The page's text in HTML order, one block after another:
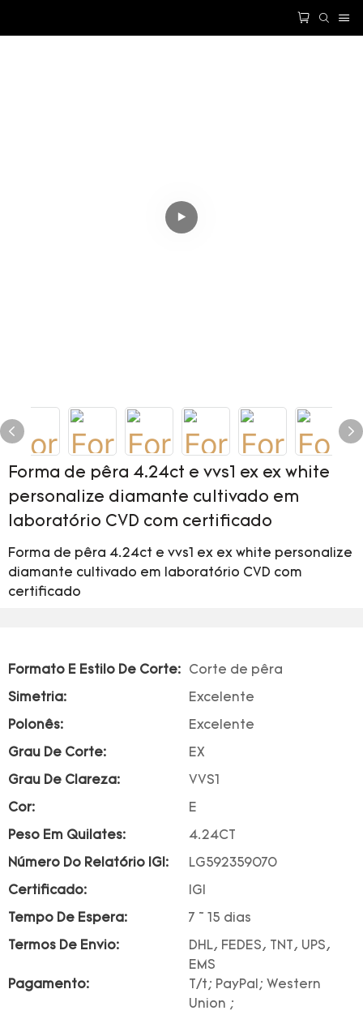
Forma de pêra 4.24ct e vvs1 ex ex white
personalize diamante cultivado em
laboratório CVD com certificado
Forma de pêra 4.24ct e vvs1 ex ex white personalize
diamante cultivado em laboratório CVD com
certificado
Formato E Estilo De Corte: Corte de pêra
Simetria: Excelente
Polonês: Excelente
Grau De Corte: EX
Grau De Clareza: VVS1
Cor: E
Peso Em Quilates: 4.24CT
Número Do Relatório IGI: LG592359070
Certificado: IGI
Tempo De Espera: 7 ~ 15 dias
Termos De Envio:
DHL, FEDES, TNT, UPS,
EMS
Pagamento:
T/t; PayPal; Western
Union ;